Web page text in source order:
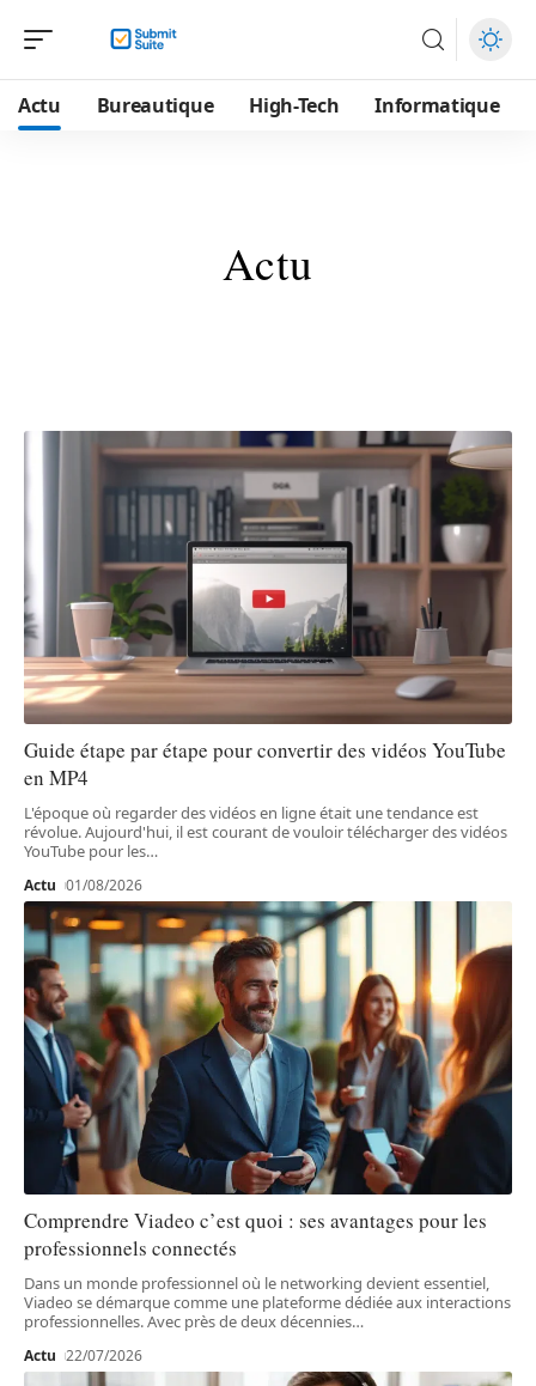
Actu Bureautique High-Tech Informatique
Actu
Guide étape par étape pour convertir des vidéos YouTube
en MP4
L'époque où regarder des vidéos en ligne était une tendance est
révolue. Aujourd'hui, il est courant de vouloir télécharger des vidéos
YouTube pour les…
Actu 01/08/2026
Comprendre Viadeo c’est quoi : ses avantages pour les
professionnels connectés
Dans un monde professionnel où le networking devient essentiel,
Viadeo se démarque comme une plateforme dédiée aux interactions
professionnelles. Avec près de deux décennies…
Actu 22/07/2026